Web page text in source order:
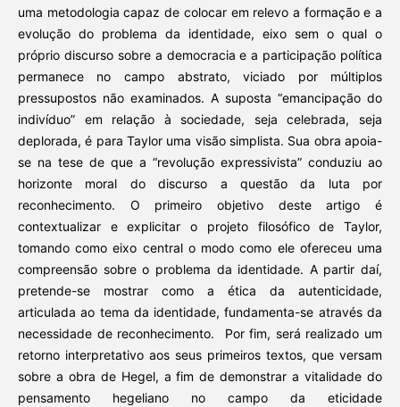
uma metodologia capaz de colocar em relevo a formação e a
evolução do problema da identidade, eixo sem o qual o
próprio discurso sobre a democracia e a participação política
permanece no campo abstrato, viciado por múltiplos
pressupostos não examinados. A suposta “emancipação do
indivíduo” em relação à sociedade, seja celebrada, seja
deplorada, é para Taylor uma visão simplista. Sua obra apoia-
se na tese de que a “revolução expressivista” conduziu ao
horizonte moral do discurso a questão da luta por
reconhecimento. O primeiro objetivo deste artigo é
contextualizar e explicitar o projeto filosófico de Taylor,
tomando como eixo central o modo como ele ofereceu uma
compreensão sobre o problema da identidade. A partir daí,
pretende-se mostrar como a ética da autenticidade,
articulada ao tema da identidade, fundamenta-se através da
necessidade de reconhecimento. Por fim, será realizado um
retorno interpretativo aos seus primeiros textos, que versam
sobre a obra de Hegel, a fim de demonstrar a vitalidade do
pensamento hegeliano no campo da eticidade